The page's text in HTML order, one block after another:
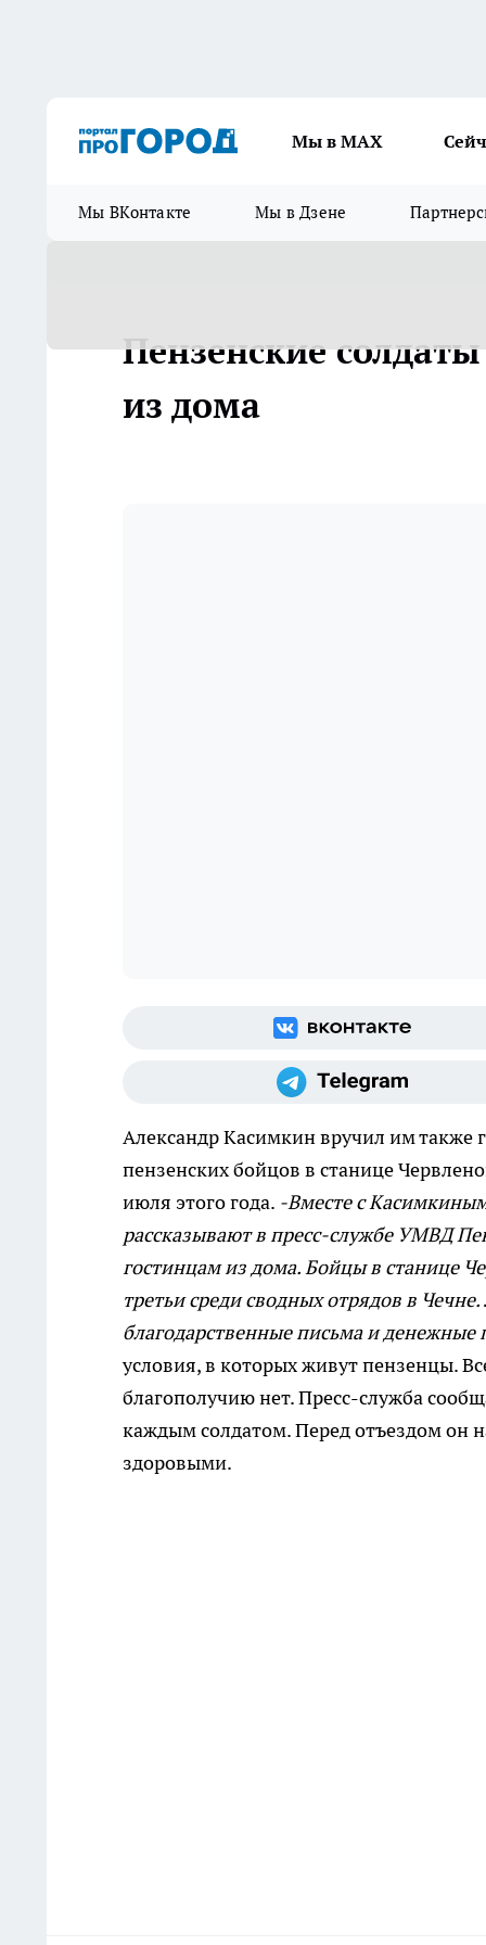
Мы в МАХ
Мы ВКонтакте Мы в Дзене
Пензенские
из дома
Александр Касимкин вручил им также
пензенских бойцов в станице
июля этого года. -Вместе с
рассказывают в пресс-службе УМВД
гостинцам из дома. Бойцы в станице
третьи среди сводных отрядов в
благодарственные письма и денежные
условия, в которых живут пензенцы.
благополучию нет. Пресс-служба
каждым солдатом. Перед отъездом
здоровыми.